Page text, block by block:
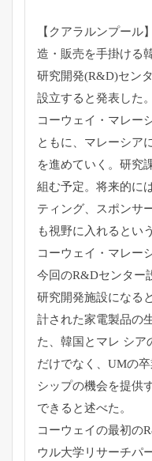
【クアラルンプー
造・ 販売を手掛ける
研究開発(R&D)セン
設立すると発表した。
コーウェイ・マレー
ともに、 マレーシア
を進めていく。 研究
組む予定。 将来的に
ティング、スポンサー
も視野に入れるという
コーウェイ・マレー
今回のR&Dセンター
研究開発施設になる
計された家電製品の
た、韓国とマレ シア
だけでなく、 UMの
シップの機会を提供
できると述べた。
コーウェイの最初の
ウル大学リサーチパ